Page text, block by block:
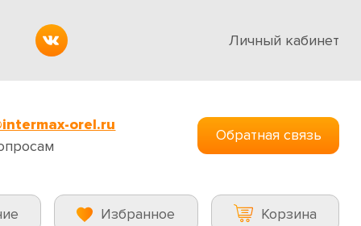
Личный кабинет
orel.ru
Обратная связь
Избранное Корзина